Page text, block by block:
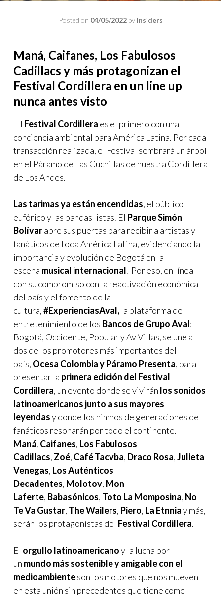
Posted on 04/05/2022by Insiders
Maná, Caifanes, Los Fabulosos
Cadillacs y más protagonizan el
Festival Cordillera en un line up
nunca antes visto
El Festival Cordillera es el primero con una
conciencia ambiental para América Latina. Por cada
transacción realizada, el Festival sembrará un árbol
en el Páramo de Las Cuchillas de nuestra Cordillera
de Los Andes.
Las tarimas ya están encendidas, el público
eufórico y las bandas listas. El Parque Simón
Bolívarabre sus puertas para recibir a artistas y
fanáticos de toda América Latina, evidenciando la
importancia y evolución de Bogotá en la
escena musical internacional. Por eso, en línea
con su compromiso con la reactivación económica
del país y el fomento de la
cultura,#ExperienciasAval, la plataforma de
entretenimiento de los Bancos de Grupo Aval:
Bogotá, Occidente, Popular y Av Villas, se une a
dos de los promotores más importantes del
país, Ocesa Colombia y Páramo Presenta, para
presentar la primera edición del Festival
Cordillera, un evento donde se vivirán los sonidos
latinoamericanos junto a sus mayores
leyendasy donde los himnos de generaciones de
fanáticos resonarán por todo el continente.
Maná, Caifanes, Los Fabulosos
Cadillacs, Zoé, Café Tacvba, Draco Rosa,Julieta
Venegas, Los Auténticos
Decadentes, Molotov, Mon
Laferte, Babasónicos, Toto La Momposina, No
Te Va Gustar, The Wailers, Piero, La Etnniay más,
serán los protagonistas del Festival Cordillera.
El orgullo latinoamericanoy la lucha por
un mundo más sostenible y amigable con el
medioambienteson los motores que nos mueven
en esta unión sin precedentes que tiene como